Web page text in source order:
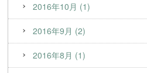
2016年10月 (1)
2016年9月 (2)
2016年8月 (1)